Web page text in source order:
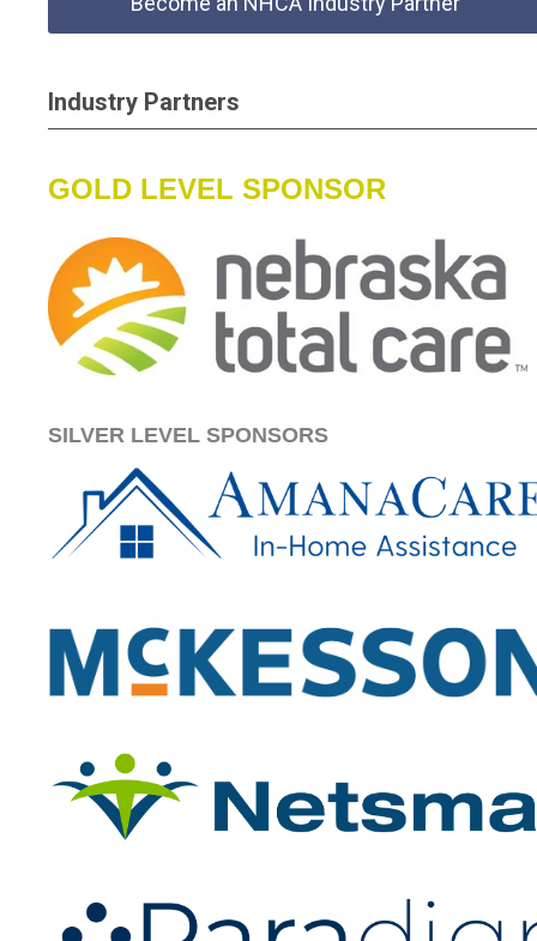
Industry Partners
GOLD LEVEL SPONSOR
SILVER LEVEL SPONSORS